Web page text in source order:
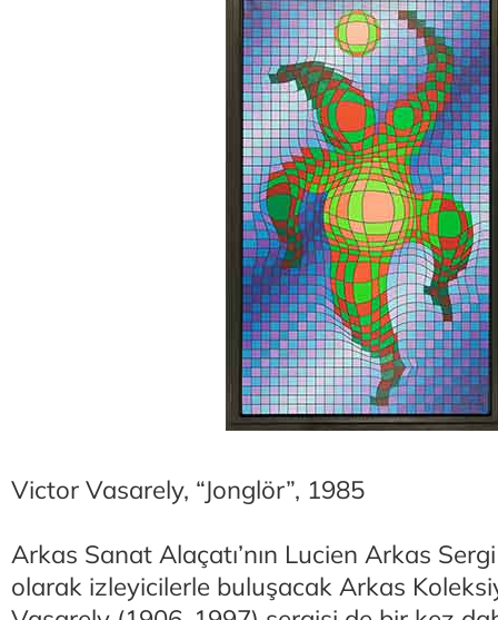
Victor Vasarely, “Jonglör”, 1985
Arkas Sanat Alaçatı’nın Lucien Arkas Sergi
olarak izleyicilerle buluşacak Arkas